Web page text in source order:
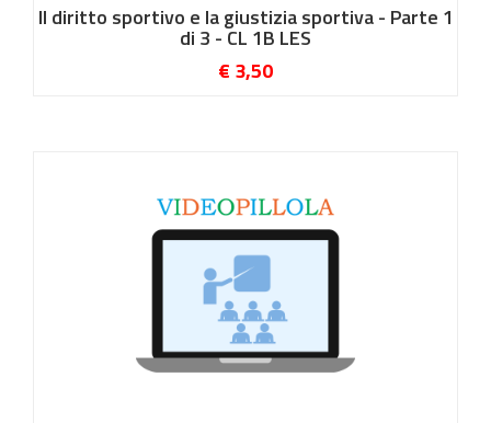
Il diritto sportivo e la giustizia sportiva - Parte 1
di 3 - CL 1B LES
€ 3,50